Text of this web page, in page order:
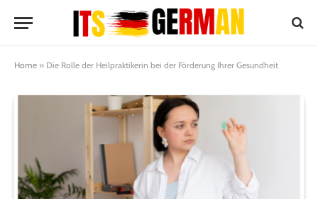
Home » Die Rolle der Heilpraktikerin bei der Förderung Ihrer Gesundheit